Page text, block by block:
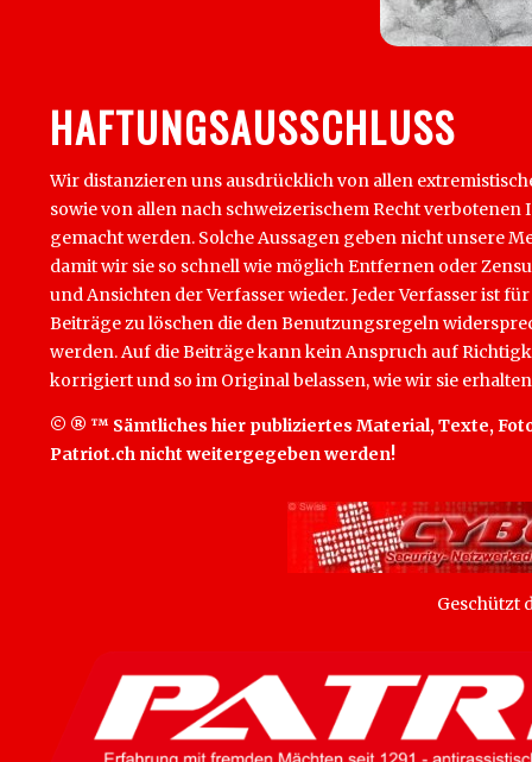
HAFTUNGSAUSSCHLUSS
Wir distanzieren uns ausdrücklich von allen
sowie von allen nach schweizerischem Recht
gemacht werden. Solche Aussagen geben nicht unsere
damit wir sie so schnell wie möglich Entfernen oder
und Ansichten der Verfasser wieder. Jeder Verfasser ist
Beiträge zu löschen die den Benutzungsregeln
werden. Auf die Beiträge kann kein Anspruch auf
korrigiert und so im Original belassen, wie wir sie
© ® ™ Sämtliches hier publiziertes Material, Texte,
Patriot.ch nicht weitergegeben werden!
Geschützt